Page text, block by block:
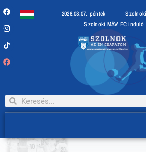
2026.08.07. péntek
Szolnoki MÁV FC induló